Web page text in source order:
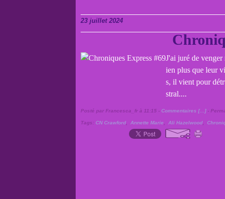
23 juillet 2024
J'ai juré de
ien plus que leur
s, il vient pour
stral....
Posté par Francesca_fr à 11:15 - Commentaires [… ]-
Tags: CN Crawford Annette Marie Ali Hazelwood